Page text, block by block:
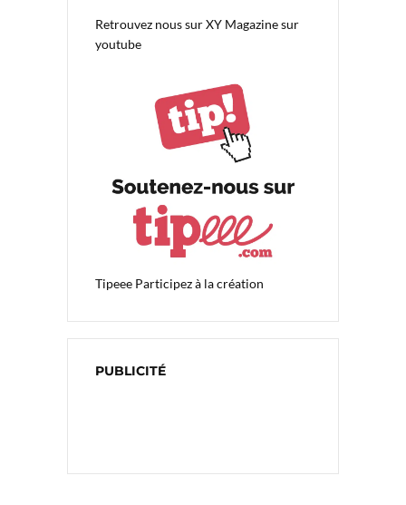
Retrouvez nous surXY Magazine sur
youtube
Tipeee Participez à la création
PUBLICITÉ